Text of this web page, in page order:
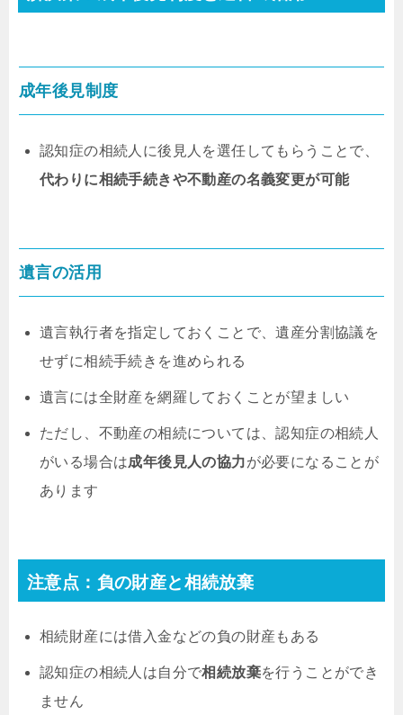
成年後見制度
認知症の相続人に後見人を選任してもらうことで、
代わりに相続手続きや不動産の名義変更が可能
遺言の活用
遺言執行者を指定しておくことで、遺産分割協議を
せずに相続手続きを進められる
遺言には全財産を網羅しておくことが望ましい
ただし、不動産の相続については、認知症の相続人
がいる場合は成年後見人の協力が必要になることが
あります
注意点：負の財産と相続放棄
相続財産には借入金などの負の財産もある
認知症の相続人は自分で相続放棄を行うことができ
ません